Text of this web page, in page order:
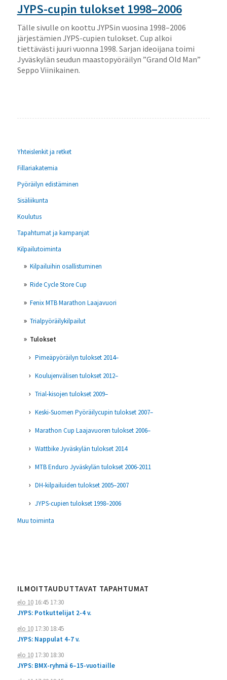
JYPS-cupin tulokset 1998–2006
Tälle sivulle on koottu JYPSin vuosina 1998–2006
järjestämien JYPS-cupien tulokset. Cup alkoi
tiettävästi juuri vuonna 1998. Sarjan ideoijana toimi
Jyväskylän seudun maastopyöräilyn ”Grand Old Man”
Seppo Viinikainen.
Yhteislenkit ja retket
Fillariakatemia
Pyöräilyn edistäminen
Sisäliikunta
Koulutus
Tapahtumat ja kampanjat
Kilpailutoiminta
Kilpailuihin osallistuminen
Ride Cycle Store Cup
Fenix MTB Marathon Laajavuori
Trialpyöräilykilpailut
Tulokset
Pimeäpyöräilyn tulokset 2014–
Koulujenvälisen tulokset 2012–
Trial-kisojen tulokset 2009–
Keski-Suomen Pyöräilycupin tulokset 2007–
Marathon Cup Laajavuoren tulokset 2006–
Wattbike Jyväskylän tulokset 2014
MTB Enduro Jyväskylän tulokset 2006-2011
DH-kilpailuiden tulokset 2005–2007
JYPS-cupien tulokset 1998–2006
Muu toiminta
ILMOITTAUDUTTAVAT TAPAHTUMAT
elo 1016:45 17:30
JYPS: Potkuttelijat 2-4 v.
elo 1017:30 18:45
JYPS: Nappulat 4-7 v.
elo 1017:30 18:30
JYPS: BMX-ryhmä 6–15-vuotiaille